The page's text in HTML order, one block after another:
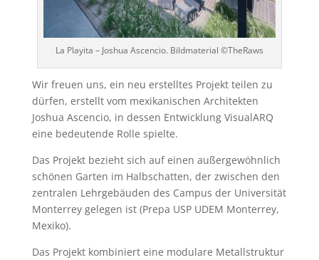
La Playita – Joshua Ascencio. Bildmaterial ©TheRaws
Wir freuen uns, ein neu erstelltes Projekt teilen zu
dürfen, erstellt vom mexikanischen Architekten
Joshua Ascencio, in dessen Entwicklung VisualARQ
eine bedeutende Rolle spielte.
Das Projekt bezieht sich auf einen außergewöhnlich
schönen Garten im Halbschatten, der zwischen den
zentralen Lehrgebäuden des Campus der Universität
Monterrey gelegen ist (Prepa USP UDEM Monterrey,
Mexiko).
Das Projekt kombiniert eine modulare Metallstruktur